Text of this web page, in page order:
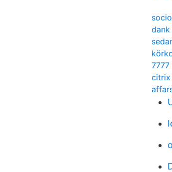
7777
citrix